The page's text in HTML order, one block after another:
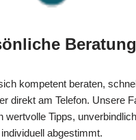
Beratung
kompetent beraten,
direkt am Telefon. Unsere
wertvolle Tipps,
individuell abgestimmt.